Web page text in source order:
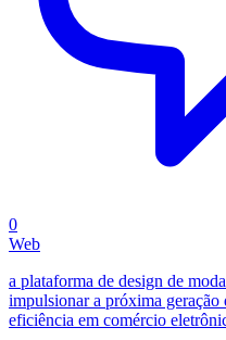
0
Web
a plataforma de design de
impulsionar a próxima geração
eficiência em comércio